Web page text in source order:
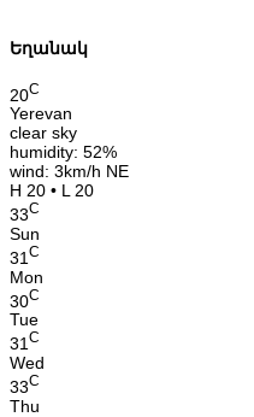
Եղանակ
20C
Yerevan
clear sky
humidity: 52%
wind: 3km/h NE
H 20 • L 20
33C
Sun
31 C
Mon
30C
Tue
31 C
Wed
33C
Thu